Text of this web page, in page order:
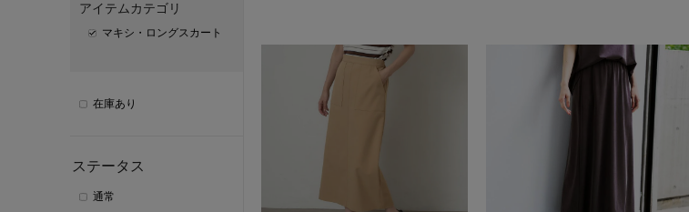
アイテムカテゴリ
マキシ・ロングスカート
在庫あり
ステータス
通常